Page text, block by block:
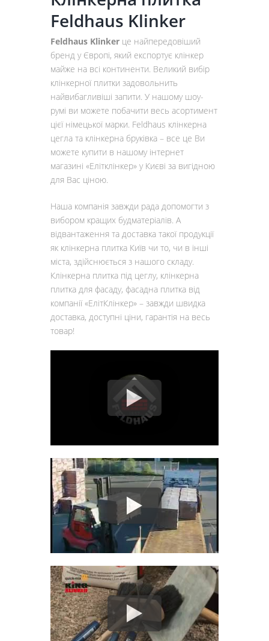
Feldhaus Klinker
Feldhaus Klinker це найпередовіший
бренд у Європі, який експортує клінкер
майже на всі континенти. Великий вибір
клінкерної плитки задовольнить
найвибагливіші запити. У нашому шоу-
румі ви можете побачити весь асортимент
цієї німецької марки. Feldhaus клінкерна
цегла та клінкерна бруківка – все це Ви
можете купити в нашому інтернет
магазині «Елітклінкер» у Києві за вигідною
для Вас ціною.
Наша компанія завжди рада допомогти з
вибором кращих будматеріалів. А
відвантаження та доставка такої продукції
як клінкерна плитка Київ чи то, чи в інші
міста, здійснюється з нашого складу.
Клінкерна плитка під цеглу, клінкерна
плитка для фасаду, фасадна плитка від
компанії «ЕлітКлінкер» – завжди швидка
доставка, доступні ціни, гарантія на весь
товар!